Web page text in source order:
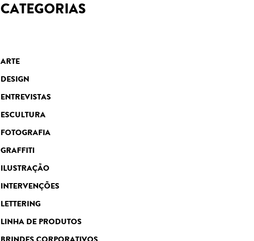
CATEGORIAS
ARTE
DESIGN
ENTREVISTAS
ESCULTURA
FOTOGRAFIA
GRAFFITI
ILUSTRAÇÃO
INTERVENÇÕES
LETTERING
LINHA DE PRODUTOS